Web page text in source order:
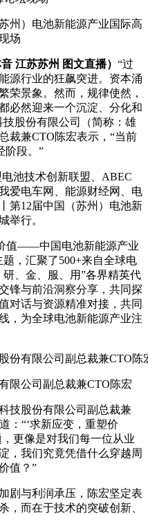
州）电池新能源产业国际高
场
江苏苏州 图文直播） “过
源行业的狂飙突进。资本涌
荣景象。然而，规律使然，
必然迎来一个沉淀、分化和
股份有限公司（简称：雄
裁兼CTO陈宏表示，“当前
阶段。”
池技术创新联盟、ABEC
爱电车网、能源财经网、电
第12届中国（苏州）电池新
举行。
值——中国电池新能源产业
，汇聚了500+来自全球电
、金、服、用”各界精英代
锋与前沿洞察分享，共同探
对话与资源精准对接，共同
，为全球电池新能源产业注
限公司副总裁兼CTO陈宏
技股份有限公司副总裁兼
：“‘求新应变，重塑价
更像是对我们每一位从业
，我们究竟凭借什么穿越周
值？”
剧与利润承压，陈宏坚定表
，而在于技术的突破创新、